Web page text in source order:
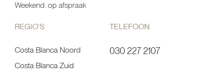
Weekend: op afspraak
REGIO’S
Costa Blanca Noord
Costa Blanca Zuid
TELEFOON
030 227 2107